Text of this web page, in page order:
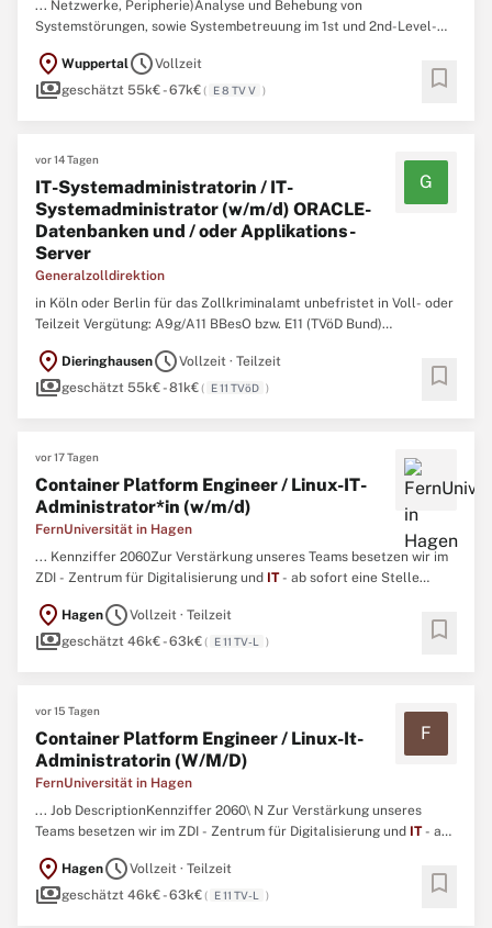
... Netzwerke, Peripherie)Analyse und Behebung von
Systemstörungen, sowie Systembetreuung im 1st und 2nd-Level-
DienstleisterOnsite- und
RemotesupportAnforderungen:Abgeschlossene Berufsausbildung
location_on WuppertalscheduleVollzeit
paymentsgeschätzt 55k€ - 67k€( E 8 TV V ) bookmark
vor 14 Tagen
IT-Systemadministratorin / IT-
Systemadministrator (w/m/d) ORACLE-
Datenbanken und / oder Applikations-
Server
Generalzolldirektion
G
in Köln oder Berlin für das Zollkriminalamt unbefristet in Voll- oder
Teilzeit Vergütung: A9g/A11 BBesO bzw. E11 (TVöD Bund)
Zollkriminalamt (ZKA) ist mit seinen rund 1200 Beschäftigten die
Zentrale des deutschen Zollfahndungsdienstes, ...
location_on DieringhausenscheduleVollzeit · Teilzeit
paymentsgeschätzt 55k€ - 81k€( E 11 TVöD ) bookmark
vor 17 Tagen
Container Platform Engineer / Linux-IT-
Administrator*in (w/m/d)
FernUniversität in Hagen
... Kennziffer 2060Zur Verstärkung unseres Teams besetzen wir im
ZDI - Zentrum für Digitalisierung und IT- ab sofort eine Stelle
(w/m/d)Vollzeit (39,83 Wochenstunden) befristet (zwei Jahre) in der
Entgeltgruppe E 11 TV‑LAls einzige staatliche Fernuniversität ...
location_on HagenscheduleVollzeit · Teilzeit
paymentsgeschätzt 46k€ - 63k€( E 11 TV-L ) bookmark
vor 15 Tagen
Container Platform Engineer / Linux-It-
Administratorin (W/M/D)
FernUniversität in Hagen
F
... Job DescriptionKennziffer 2060\ N Zur Verstärkung unseres
Teams besetzen wir im ZDI - Zentrum für Digitalisierung und IT- ab
Administrator*in (w/m/d)\ NVollzeit (39,83 Wochenstunden)\ N
befristet (zwei Jahre)\n in der Entgeltgruppe E 11 ...
location_on HagenscheduleVollzeit · Teilzeit
paymentsgeschätzt 46k€ - 63k€( E 11 TV-L ) bookmark